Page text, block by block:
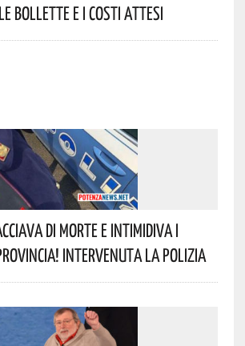
Bollette E I Costi Attesi
Di Morte E Intimidiva I
Intervenuta La Polizia